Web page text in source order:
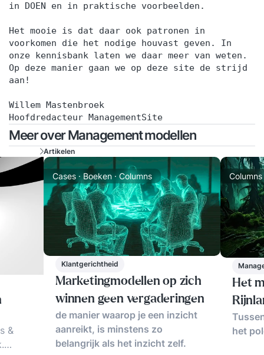
in DOEN en in praktische voorbeelden.
Het mooie is dat daar ook patronen in
voorkomen die het nodige houvast geven. In
onze kennisbank laten we daar meer van weten.
Op deze manier gaan we op deze site de strijd
aan!
Willem Mastenbroek
Hoofdredacteur ManagementSite
Meer over Management modellen
&
Artikelen
Cases · Boeken · Columns
Klantgerichtheid
Marketingmodellen op zich
winnen geen vergaderingen
de manier waarop je een inzicht
aanreikt, is minstens zo
belangrijk als het inzicht zelf.
Columns
Het
het